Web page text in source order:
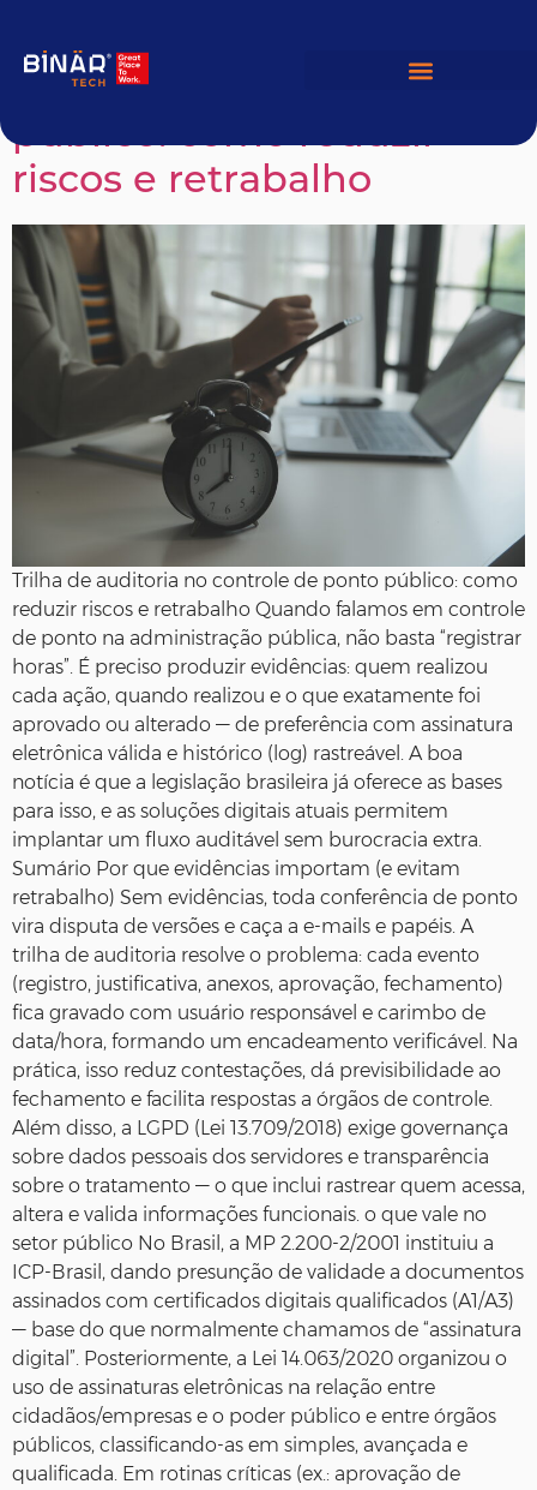
Trilha de auditoria no
controle de ponto
público: como reduzir
riscos e retrabalho
Trilha de auditoria no controle de ponto público: como
reduzir riscos e retrabalho Quando falamos em controle
de ponto na administração pública, não basta “registrar
horas”. É preciso produzir evidências: quem realizou
cada ação, quando realizou e o que exatamente foi
aprovado ou alterado — de preferência com assinatura
eletrônica válida e histórico (log) rastreável. A boa
notícia é que a legislação brasileira já oferece as bases
para isso, e as soluções digitais atuais permitem
implantar um fluxo auditável sem burocracia extra.
Sumário Por que evidências importam (e evitam
retrabalho) Sem evidências, toda conferência de ponto
vira disputa de versões e caça a e-mails e papéis. A
trilha de auditoria resolve o problema: cada evento
(registro, justificativa, anexos, aprovação, fechamento)
fica gravado com usuário responsável e carimbo de
data/hora, formando um encadeamento verificável. Na
prática, isso reduz contestações, dá previsibilidade ao
fechamento e facilita respostas a órgãos de controle.
Além disso, a LGPD (Lei 13.709/2018) exige governança
sobre dados pessoais dos servidores e transparência
sobre o tratamento — o que inclui rastrear quem acessa,
altera e valida informações funcionais. o que vale no
setor público No Brasil, a MP 2.200-2/2001 instituiu a
ICP-Brasil, dando presunção de validade a documentos
assinados com certificados digitais qualificados (A1/A3)
— base do que normalmente chamamos de “assinatura
digital”. Posteriormente, a Lei 14.063/2020 organizou o
uso de assinaturas eletrônicas na relação entre
cidadãos/empresas e o poder público e entre órgãos
públicos, classificando-as em simples, avançada e
qualificada. Em rotinas críticas (ex.: aprovação de